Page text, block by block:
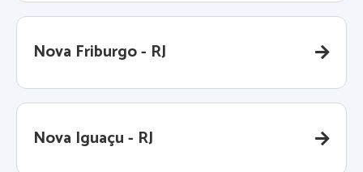
Nova Friburgo - RJ
Nova Iguaçu - RJ